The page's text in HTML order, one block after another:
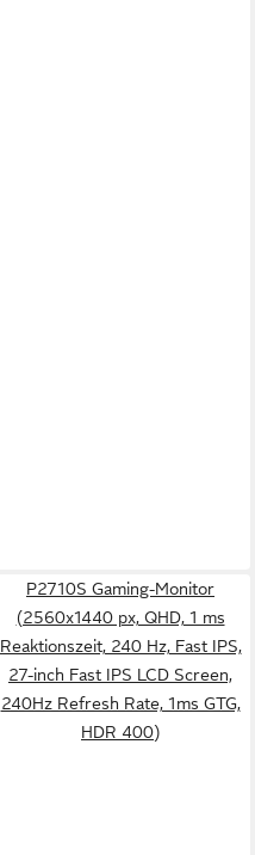
P2710S Gaming-Monitor
(2560x1440 px, QHD, 1 ms
Reaktionszeit, 240 Hz, Fast IPS,
27-inch Fast IPS LCD Screen,
240Hz Refresh Rate, 1ms GTG,
HDR 400)